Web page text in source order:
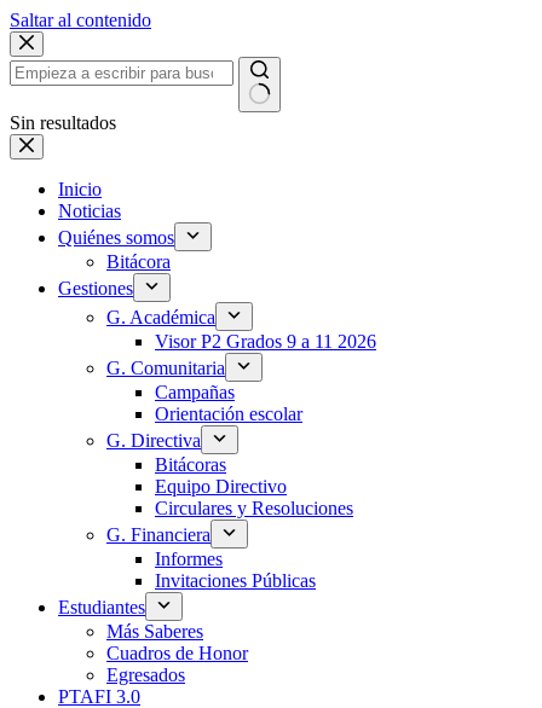
Saltar al contenido
Sin resultados
Inicio
Noticias
Quiénes somos
Bitácora
Gestiones
G. Académica
Visor P2 Grados 9 a 11 2026
G. Comunitaria
Campañas
Orientación escolar
G. Directiva
Bitácoras
Equipo Directivo
Circulares y Resoluciones
G. Financiera
Informes
Invitaciones Públicas
Estudiantes
Más Saberes
Cuadros de Honor
Egresados
PTAFI 3.0